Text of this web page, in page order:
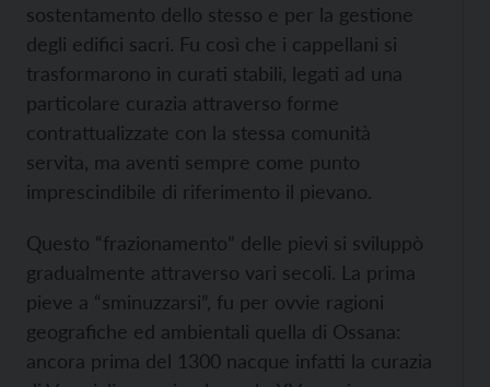
sostentamento dello stesso e per la gestione
degli edifici sacri. Fu così che i cappellani si
trasformarono in curati stabili, legati ad una
particolare curazia attraverso forme
contrattualizzate con la stessa comunità
servita, ma aventi sempre come punto
imprescindibile di riferimento il pievano.
Questo “frazionamento” delle pievi si sviluppò
gradualmente attraverso vari secoli. La prima
pieve a “sminuzzarsi”, fu per ovvie ragioni
geografiche ed ambientali quella di Ossana:
ancora prima del 1300 nacque infatti la curazia